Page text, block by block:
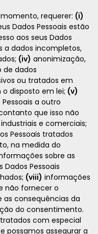
requerer: (i)
Dados Pessoais estão
aos seus Dados
a dados incompletos,
(iv) anonimização,
de dados
ou tratados em
disposto em lei; (v)
a outro
que isso não
e comerciais;
Pessoais tratados
na medida do
sobre as
Dados Pessoais
(viii) informações
não fornecer o
consequências da
do consentimento.
com especial
possamos assegurar a